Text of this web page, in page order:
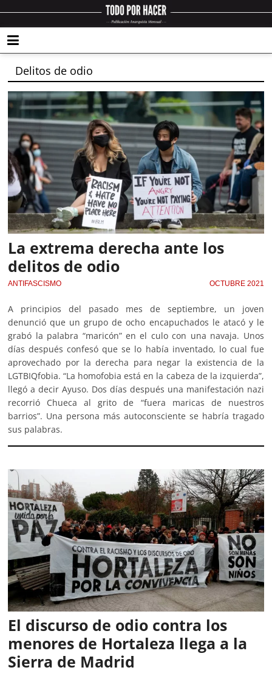
Delitos de odio
La extrema derecha ante los
delitos de odio
ANTIFASCISMO OCTUBRE 2021
A principios del pasado mes de septiembre, un joven
denunció que un grupo de ocho encapuchados le atacó y le
grabó la palabra “maricón” en el culo con una navaja. Unos
días después confesó que se lo había inventado, lo cual fue
aprovechado por la derecha para negar la existencia de la
LGTBIQfobia. “La homofobia está en la cabeza de la izquierda”,
llegó a decir Ayuso. Dos días después una manifestación nazi
recorrió Chueca al grito de “fuera maricas de nuestros
barrios”. Una persona más autoconsciente se habría tragado
sus palabras.
El discurso de odio contra los
menores de Hortaleza llega a la
Sierra de Madrid